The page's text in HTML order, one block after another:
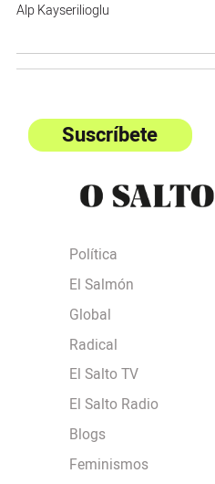
Alp Kayserilioglu
Suscríbete
Política
El Salmón
Global
Radical
El Salto TV
El Salto Radio
Blogs
Feminismos